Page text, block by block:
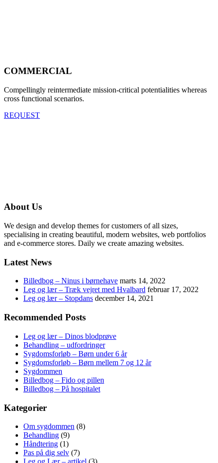
COMMERCIAL
Compellingly reintermediate mission-critical potentialities whereas
cross functional scenarios.
REQUEST
About Us
We design and develop themes for customers of all sizes,
specialising in creating beautiful, modern websites, web portfolios
and e-commerce stores. Daily we create amazing websites.
Latest News
Billedbog – Ninus i børnehave marts 14, 2022
Leg og lær – Træk vejret med Hvalbard februar 17, 2022
Leg og lær – Stopdans december 14, 2021
Recommended Posts
Leg og lær – Dinos blodprøve
Behandling – udfordringer
Sygdomsforløb – Børn under 6 år
Sygdomsforløb – Børn mellem 7 og 12 år
Sygdommen
Billedbog – Fido og pillen
Billedbog – På hospitalet
Kategorier
Om sygdommen (8)
Behandling (9)
Håndtering (1)
Pas på dig selv (7)